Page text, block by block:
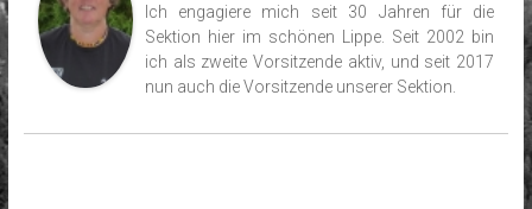
Ich engagiere mich seit 30 Jahren für die
Sektion hier im schönen Lippe. Seit 2002 bin
ich als zweite Vorsitzende aktiv, und seit 2017
nun auch die Vorsitzende unserer Sektion.